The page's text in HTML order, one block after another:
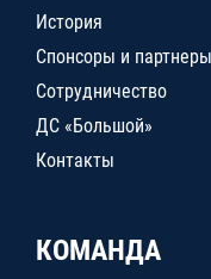
История
Спонсоры и партнеры
Сотрудничество
ДС «Большой»
Контакты
КОМАНДА